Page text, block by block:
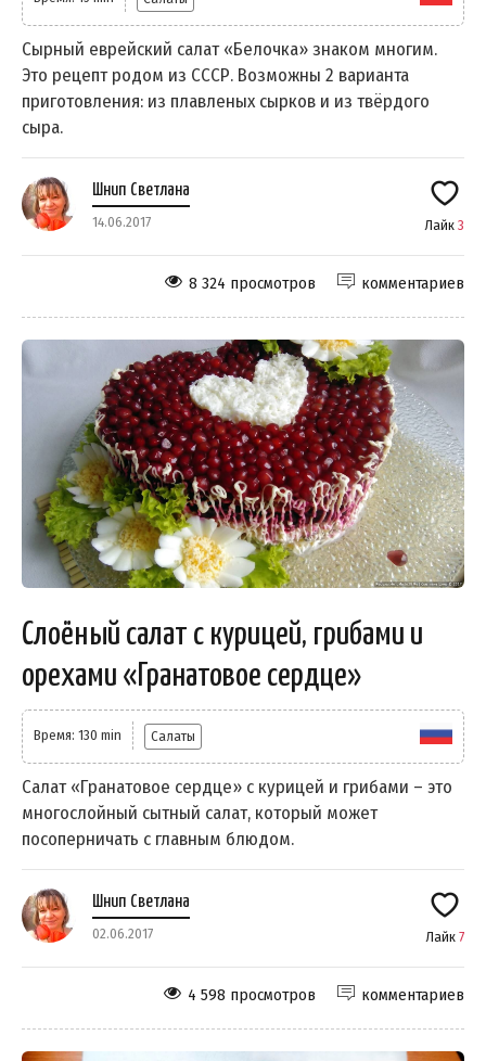
Сырный еврейский салат «Белочка» знаком многим.
Это рецепт родом из СССР. Возможны 2 варианта
приготовления: из плавленых сырков и из твёрдого
сыра.
Шнип Светлана
14.06.2017 Лайк 3
комментариев
8 324 просмотров
Слоёный салат с курицей, грибами и
орехами «Гранатовое сердце»
Время: 130 min Салаты
Салат «Гранатовое сердце» с курицей и грибами – это
многослойный сытный салат, который может
посоперничать с главным блюдом.
Шнип Светлана
02.06.2017 Лайк 7
комментариев
4 598 просмотров